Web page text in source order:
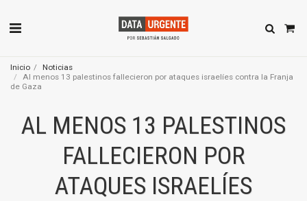
Inicio
Noticias
Al menos 13 palestinos fallecieron por ataques israelíes contra la Franja
de Gaza
AL MENOS 13 PALESTINOS
FALLECIERON POR
ATAQUES ISRAELÍES